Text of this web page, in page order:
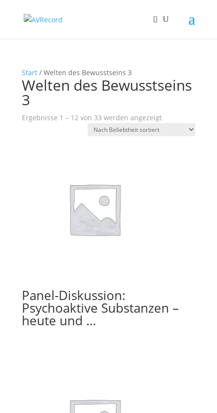
Start/ Welten des Bewusstseins 3
Welten des Bewusstseins
3
Ergebnisse 1 – 12 von 33 werden angezeigtNach
Beliebtheit
Panel-Diskussion:
Psychoaktive Substanzen –
heute und …